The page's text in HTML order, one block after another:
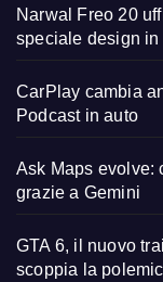
Narwal Freo 20
speciale design in
CarPlay cambia
Podcast in auto
Ask Maps evolve:
grazie a Gemini
GTA 6, il nuovo
scoppia la